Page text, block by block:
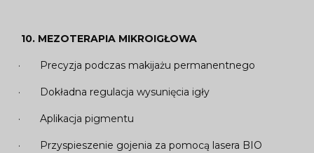
10. MEZOTERAPIA MIKROIGŁOWA
· Precyzja podczas makijażu permanentnego
· Dokładna regulacja wysunięcia igły
· Aplikacja pigmentu
· Przyspieszenie gojenia za pomocą lasera BIO